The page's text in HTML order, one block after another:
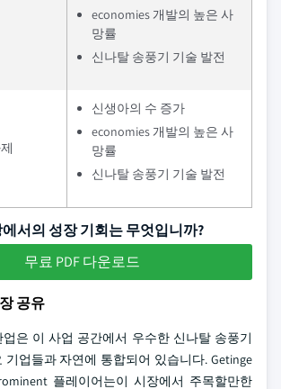
economies 개발의 높은 사
망률
신나탈 송풍기 기술 발전
신생아의 수 증가
economies 개발의 높은 사
망률
신나탈 송풍기 기술 발전
서의 성장 기회는 무엇입니까?
무료 PDF 다운로드
공유
은 이 사업 공간에서 우수한 신나탈 송풍기
기업들과 자연에 통합되어 있습니다. Getinge
플레이어는이 시장에서 주목할만한